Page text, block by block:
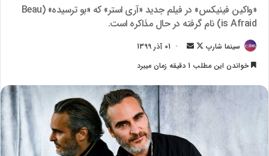
«واکین فینیکس» در فیلم جدید «آری استر» که «بو ترسیده» (Beau
is Afraid) نام گرفته در حال مذاکره است.
سینما شارپ
F
l
o
w
o
n
ا
ل
01 آذر 1399
خواندن این مطلب 1 دقیقه زمان میبرد